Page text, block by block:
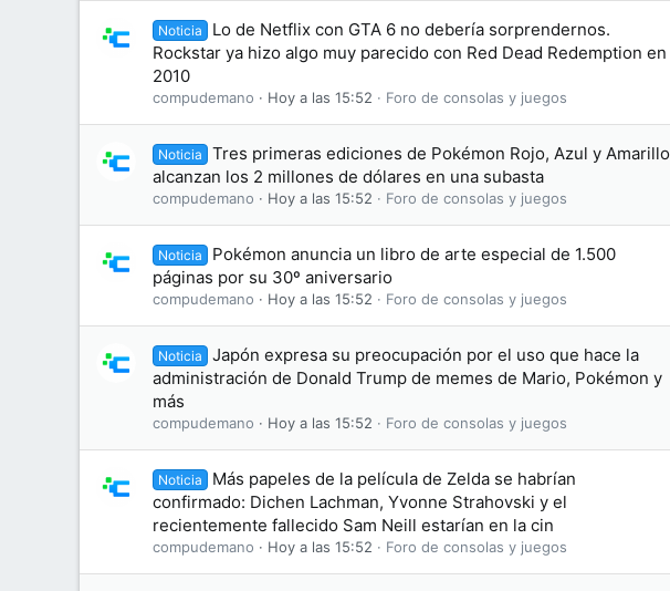
Noticia
Lo de Netflix con GTA 6 no debería sorprendernos.
Rockstar ya hizo algo muy parecido con Red Dead Redemption en
2010
compudemano Hoy a las 15:52 Foro de consolas y juegos
Noticia
Tres primeras ediciones de Pokémon Rojo, Azul y Amarillo
alcanzan los 2 millones de dólares en una subasta
compudemano Hoy a las 15:52 Foro de consolas y juegos
Noticia
Pokémon anuncia un libro de arte especial de 1.500
páginas por su 30º aniversario
compudemano Hoy a las 15:52 Foro de consolas y juegos
Noticia
Japón expresa su preocupación por el uso que hace la
administración de Donald Trump de memes de Mario, Pokémon y
más
compudemano Hoy a las 15:52 Foro de consolas y juegos
Noticia
Más papeles de la película de Zelda se habrían
confirmado: Dichen Lachman, Yvonne Strahovski y el
recientemente fallecido Sam Neill estarían en la cin
compudemano Hoy a las 15:52 Foro de consolas y juegos